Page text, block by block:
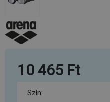
10 465 Ft